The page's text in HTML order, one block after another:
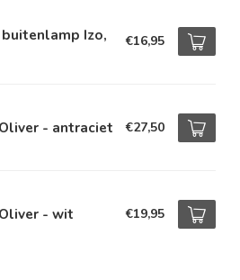
Izo, €16,95
- antraciet €27,50
- wit €19,95